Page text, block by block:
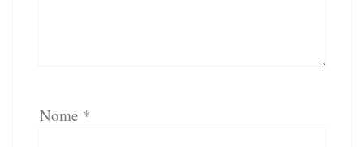
Nome *